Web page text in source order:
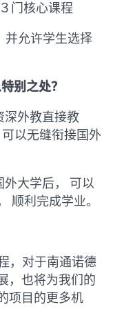
门核心课程
并允许学生选择
别之处？
深外教直接教
以无缝衔接国外
大学后， 可以
顺利完成学业。
，对于南通诺德
，也将为我们的
项目的更多机